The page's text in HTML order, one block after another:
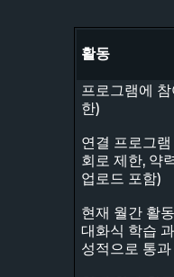
활동
프로그램에
한)
연결 프로그
회로 제한, 약
업로드 포함)
현재 월간 활
대화식 학습
성적으로 통과